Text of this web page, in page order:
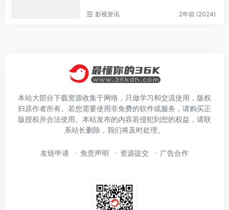
影视资讯 2年前 (2024)
本站大部分下载资源收集于网络，只做学习和交流使用，版权
归原作者所有。若您需要使用非免费的软件或服务，请购买正
版授权并合法使用。本站发布的内容若侵犯到您的权益，请联
系站长删除，我们将及时处理。
友链申请 免责声明 资源提交 广告合作